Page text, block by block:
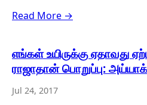
Read More →
எங்கள் உயிருக்கு ஏதாவது
ராஜாதான் பொறுப்பு:
Jul 24, 2017